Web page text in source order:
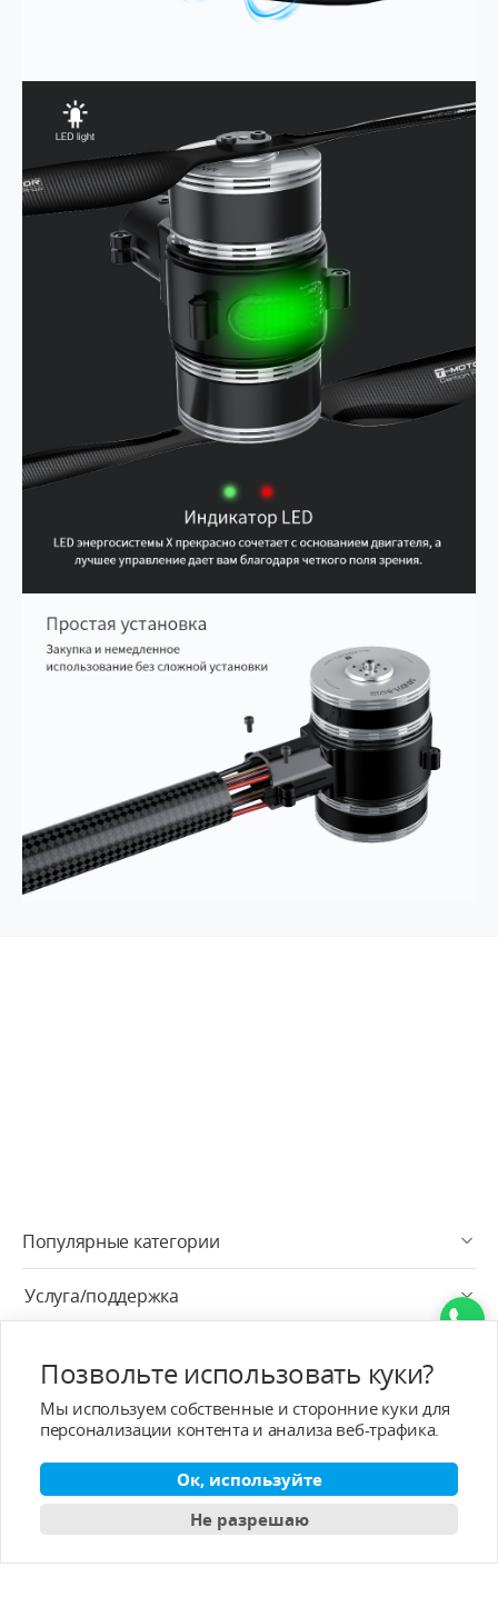
Популярные категории
Услуга/поддержка
О - T-MOTOR
Контактная информация
Pусский
Позвольте использовать куки?
Мы используем собственные и сторонние куки для
персонализации контента и анализа веб-трафика.
Ок, используйте
Не разрешаю